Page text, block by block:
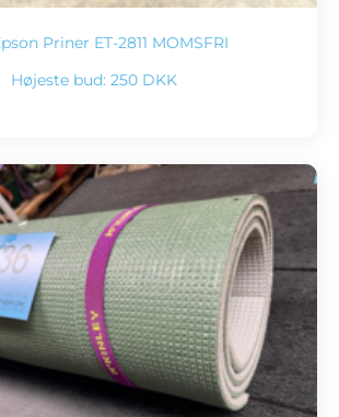
Priner ET-2811 MOMSFRI
Højeste bud: 250 DKK